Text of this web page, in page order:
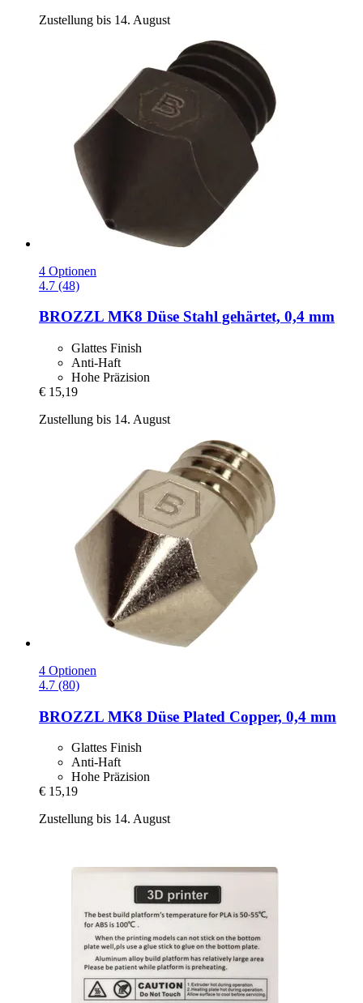
Zustellung bis 14. August
4 Optionen
4.7 (48)
BROZZL MK8 Düse Stahl gehärtet, 0,4 mm
Glattes Finish
Anti-Haft
Hohe Präzision
€ 15,19
Zustellung bis 14. August
4 Optionen
4.7 (80)
BROZZL MK8 Düse Plated Copper, 0,4 mm
Glattes Finish
Anti-Haft
Hohe Präzision
€ 15,19
Zustellung bis 14. August